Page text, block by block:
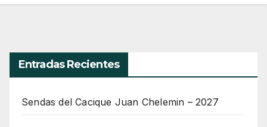
Entradas Recientes
Sendas del Cacique Juan Chelemin – 2027